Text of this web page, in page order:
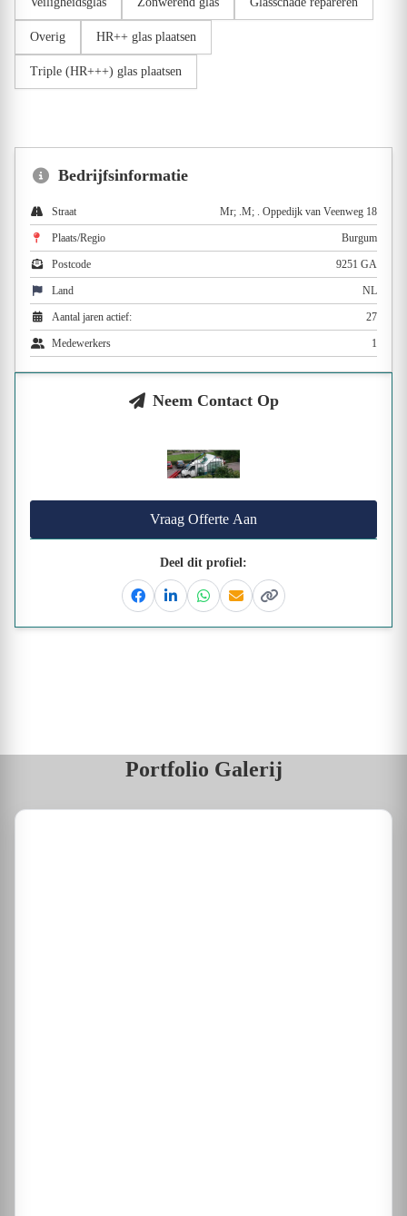
Overig HR++ glas plaatsen
Triple (HR+++) glas plaatsen
Bedrijfsinformatie
Straat Mr; .M; . Oppedijk van Veenweg 18
Plaats/Regio Burgum
Postcode 9251 GA
Land NL
Aantal jaren actief: 27
Medewerkers 1
Neem Contact Op
Vraag Offerte Aan
Deel dit profiel:
FacebookLinkedinWhatsapp
EmailKopieer link
Portfolio Galerij